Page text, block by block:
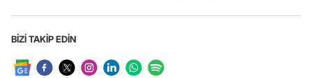
BİZİ TAKİP EDİN